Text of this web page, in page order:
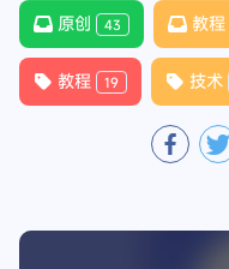
原创 43 教程
教程 19 技术